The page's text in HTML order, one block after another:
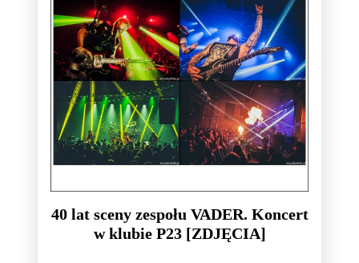
40 lat sceny zespołu VADER. Koncert
w klubie P23 [ZDJĘCIA]